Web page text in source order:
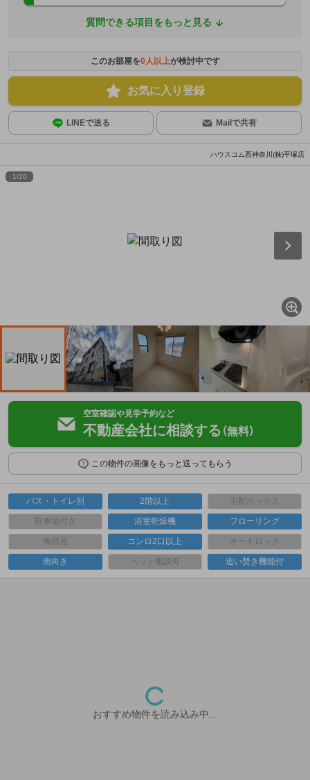
質問できる項目をもっと見る
このお部屋を0人以上が検討中です
お気に入り登録
LINEで送る Mailで共有
ハウスコム西神奈川(株)平塚店
1/20
空室確認や見学予約など
不動産会社に相談する （無料）
この物件の画像をもっと送ってもらう
バス・トイレ別 2階以上 宅配ボックス
駐車場付き 浴室乾燥機 フローリング
角部屋 コンロ2口以上 オートロック
南向き ペット相談可 追い焚き機能付
おすすめ物件を読み込み中...